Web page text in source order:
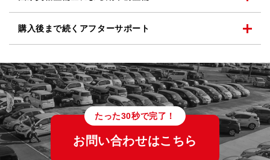
購入後まで続く アフターサポート
たった30秒で完了！
お問い合わせはこちら